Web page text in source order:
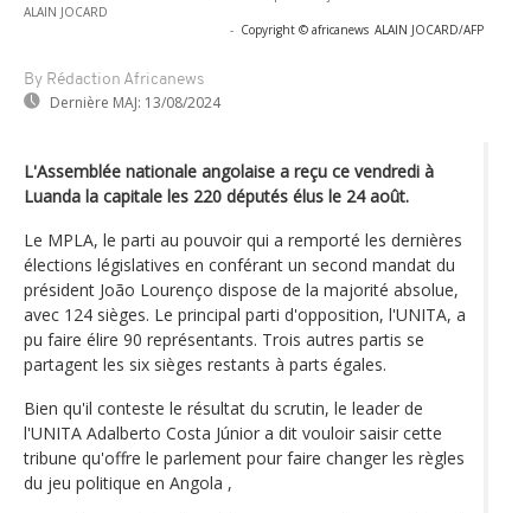
ALAIN JOCARD
- Copyright © africanews ALAIN JOCARD/AFP
By Rédaction Africanews
Dernière MAJ: 13/08/2024
L'Assemblée nationale angolaise a reçu ce vendredi à
Luanda la capitale les 220 députés élus le 24 août.
Le MPLA, le parti au pouvoir qui a remporté les dernières
élections législatives en conférant un second mandat du
président João Lourenço dispose de la majorité absolue,
avec 124 sièges. Le principal parti d'opposition, l'UNITA, a
pu faire élire 90 représentants. Trois autres partis se
partagent les six sièges restants à parts égales.
Bien qu'il conteste le résultat du scrutin, le leader de
l'UNITA Adalberto Costa Júnior a dit vouloir saisir cette
tribune qu'offre le parlement pour faire changer les règles
du jeu politique en Angola ,